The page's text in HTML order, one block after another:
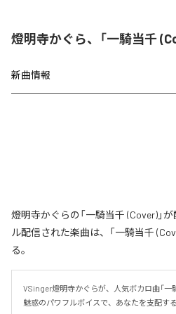
燈明寺かぐら、「一騎当千
新曲情報
燈明寺かぐらの「一騎当千 (Cover)」
ル配信された楽曲は、「一騎当千
る。
VSinger燈明寺かぐらが、人気ボカロ曲「一
魅惑のパワフルボイスで、あなたを支配する